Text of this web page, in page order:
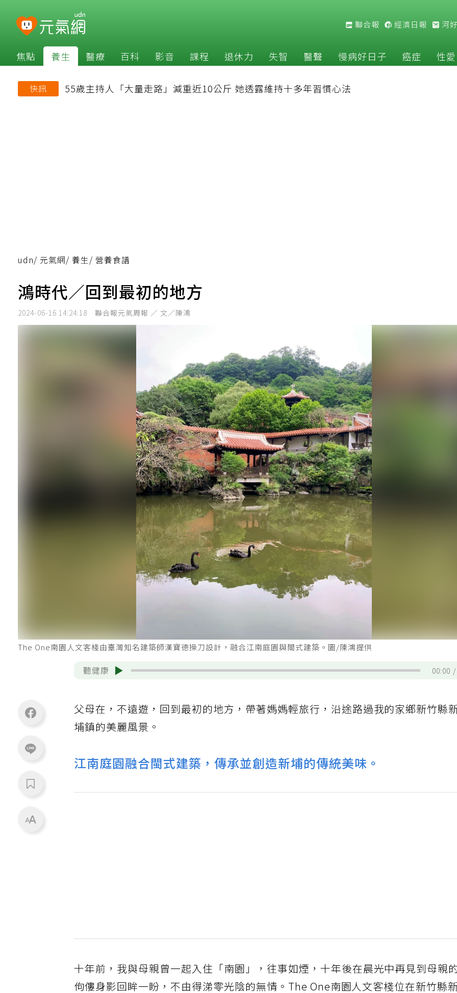
聯合報 經濟日報 河
焦點 養生 醫療 百科 影音 課程 退休力 失智 醫聲 慢病好日子 癌症 性愛
快訊 55歲主持人「大量走路」減重近10公斤 她透露維持十多年習慣心法
udn/ 元氣網/ 養生/ 營養食譜
鴻時代／回到最初的地方
2024-06-16 14:24:18 聯合報元氣周報 ／ 文／陳鴻
The One南園人文客棧由臺灣知名建築師漢寶德操刀設計，融合江南庭園與閩式建築。圖/陳鴻提供
聽健康 00:00
父母在，不遠遊，回到最初的地方，帶著媽媽輕旅行，沿途路過我的家鄉新竹縣
埔鎮的美麗風景。
江南庭園融合閩式建築，傳承並創造新埔的傳統美味。
十年前，我與母親曾一起入住「南園」，往事如煙，十年後在晨光中再見到母親